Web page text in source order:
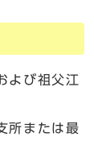
よび祖父江
所または最